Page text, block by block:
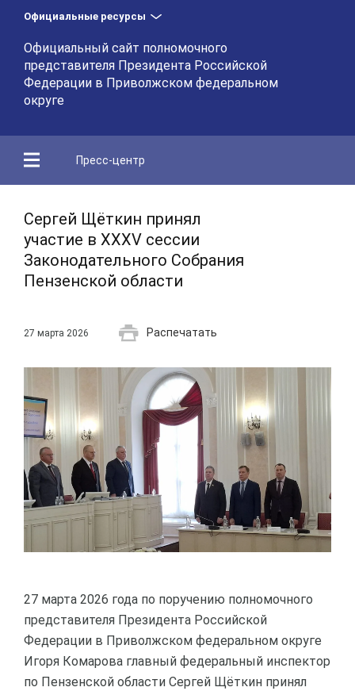
Официальные ресурсы
Официальный сайт полномочного
представителя Президента Российской
Федерации в Приволжском федеральном
округе
Пресс-центр
Сергей Щёткин принял
участие в XXXV сессии
Законодательного Собрания
Пензенской области
27 марта 2026 Распечатать
27 марта 2026 года по поручению полномочного
представителя Президента Российской
Федерации в Приволжском федеральном округе
Игоря Комарова главный федеральный инспектор
по Пензенской области Сергей Щёткин принял